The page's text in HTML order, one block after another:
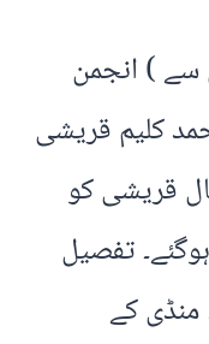
سے ) انجمن
کلیم قریشی
قریشی کو
تفصیل
منڈی کے